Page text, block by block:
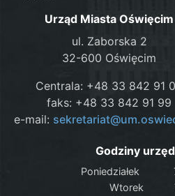
Urząd Miasta Oświęcim
ul. Zaborska 2
32-600 Oświęcim
Centrala: +48 33 842 91
faks: +48 33 842 91 99
e-mail:
Godziny
Poniedziałek
Wtorek